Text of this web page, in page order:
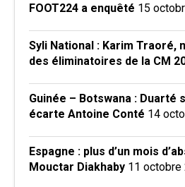
FOOT224 a enquêté 15
Syli National : Karim Traoré,
des éliminatoires de la CM
Guinée – Botswana : Duarté
écarte Antoine Conté 14
Espagne : plus d’un mois
Mouctar Diakhaby 11 octobre